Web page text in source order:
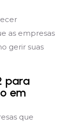
as empresas
gerir suas
para
em
que